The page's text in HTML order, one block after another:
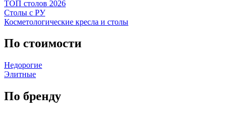
ТОП столов 2026
Столы с РУ
Косметологические кресла и столы
По стоимости
Недорогие
Элитные
По бренду